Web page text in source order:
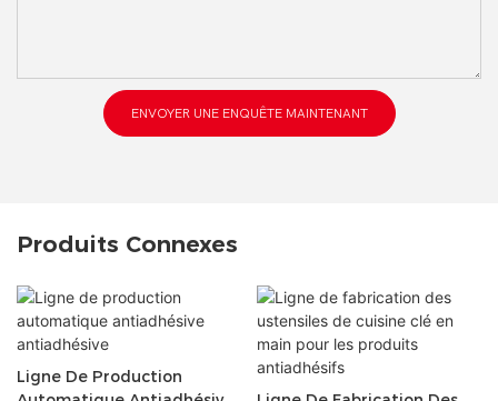
ENVOYER UNE ENQUÊTE MAINTENANT
Produits Connexes
Ligne De Production